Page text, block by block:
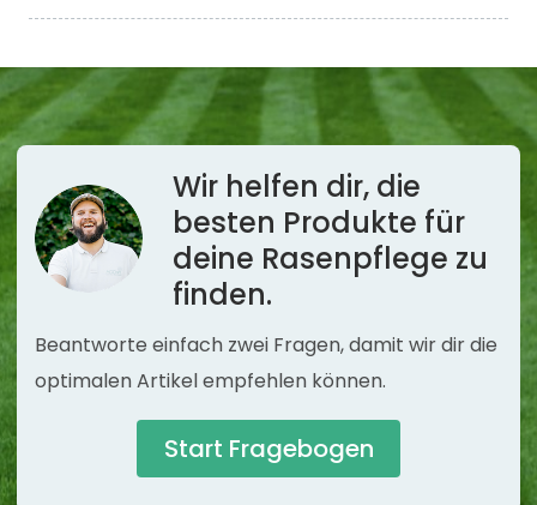
Wir helfen dir, die
besten Produkte für
deine Rasenpflege zu
finden.
Beantworte einfach zwei Fragen, damit wir dir die
optimalen Artikel empfehlen können.
Start Fragebogen